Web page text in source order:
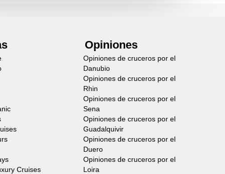
Cruises
Opiniones
Opiniones de cruceros por el
Danubio
Opiniones de cruceros por el
Rhin
Opiniones de cruceros por el
Sena
Opiniones de cruceros por el
Guadalquivir
Opiniones de cruceros por el
Duero
Opiniones de cruceros por el
Loira